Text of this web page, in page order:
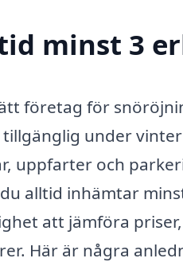
minst 3
företag för
tillgänglig under
uppfarter och
alltid inhämtar
att jämföra
Här är några